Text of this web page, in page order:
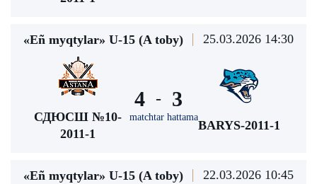
«Eñ myqtylar» U-15 (A toby) 25.03.2026 14:30
СДЮСШ №10-
2011-1
4 -
matchtar hattama
3
BARYS-2011-1
«Eñ myqtylar» U-15 (A toby) 22.03.2026 10:45